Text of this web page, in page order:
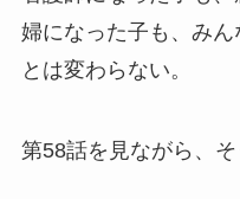
婦になった子も、み
とは変わらない。
第58話を見ながら、そ